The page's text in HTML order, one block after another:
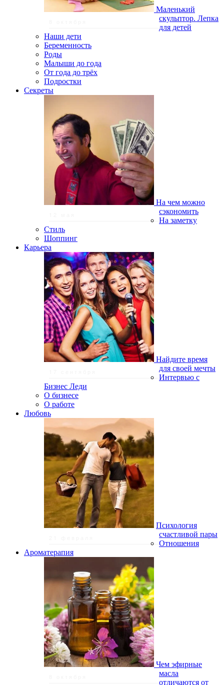
Маленький
скульптор. Лепка
для детей
Наши дети
Беременность
Роды
Малыши до года
От года до трёх
Подростки
Секреты
На чем можно
сэкономить
На заметку
Стиль
Шоппинг
Карьера
Найдите время
для своей мечты
Интервью с
Бизнес Леди
О бизнесе
О работе
Любовь
Психология
счастливой пары
Отношения
Ароматерапия
Чем эфирные
масла
отличаются от